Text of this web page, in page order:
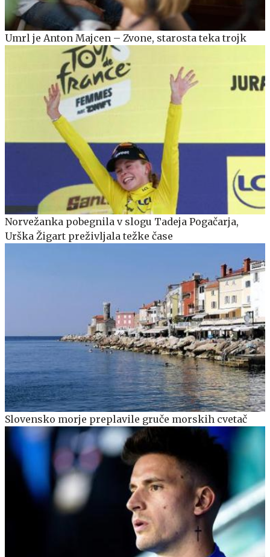
Umrl je Anton Majcen – Zvone, starosta teka trojk
Norvežanka pobegnila v slogu Tadeja Pogačarja,
Urška Žigart preživljala težke čase
Slovensko morje preplavile gruče morskih cvetač